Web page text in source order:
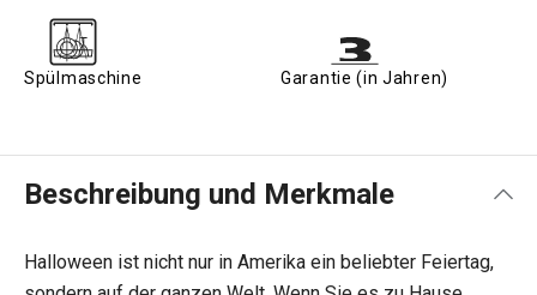
Spülmaschine Garantie (in Jahren)
Beschreibung und Merkmale
Halloween ist nicht nur in Amerika ein beliebter Feiertag,